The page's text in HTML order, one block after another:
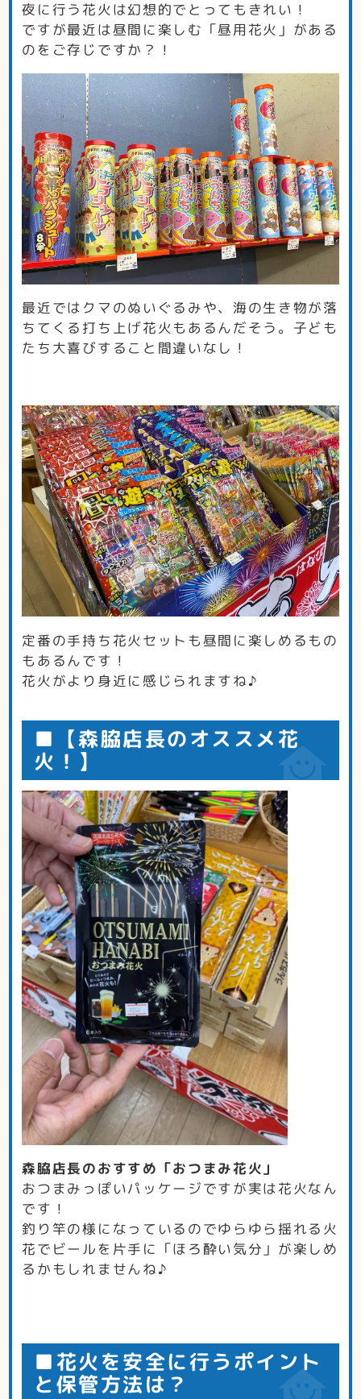
夜に行う花火は幻想的でとってもきれい！
ですが最近は昼間に楽しむ「昼用花火」がある
のをご存じですか？！
最近ではクマのぬいぐるみや、海の生き物が落
ちてくる打ち上げ花火もあるんだそう。子ども
たち大喜びすること間違いなし！
定番の手持ち花火セットも昼間に楽しめるもの
もあるんです！
花火がより身近に感じられますね♪
■【森脇店長のオススメ花
火！】
森脇店長のおすすめ「おつまみ花火」
おつまみっぽいパッケージですが実は花火なん
です！
釣り竿の様になっているのでゆらゆら揺れる火
花でビールを片手に「ほろ酔い気分」が楽しめ
るかもしれませんね♪
■花火を安全に行うポイント
と保管方法は？